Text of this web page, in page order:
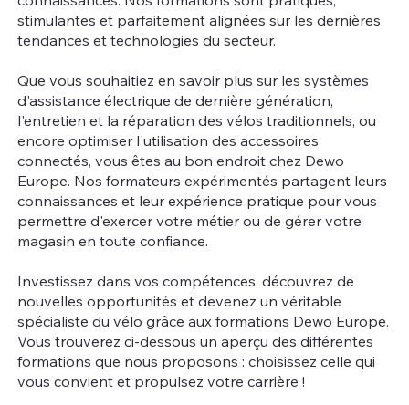
stimulantes et parfaitement alignées sur les dernières
tendances et technologies du secteur.
Que vous souhaitiez en savoir plus sur les systèmes
d'assistance électrique de dernière génération,
l'entretien et la réparation des vélos traditionnels, ou
encore optimiser l'utilisation des accessoires
connectés, vous êtes au bon endroit chez Dewo
Europe. Nos formateurs expérimentés partagent leurs
connaissances et leur expérience pratique pour vous
permettre d'exercer votre métier ou de gérer votre
magasin en toute confiance.
Investissez dans vos compétences, découvrez de
nouvelles opportunités et devenez un véritable
spécialiste du vélo grâce aux formations Dewo Europe.
Vous trouverez ci-dessous un aperçu des différentes
formations que nous proposons : choisissez celle qui
vous convient et propulsez votre carrière !